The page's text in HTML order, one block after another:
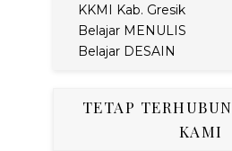
KKMI Kab. Gresik
Belajar MENULIS
Belajar DESAIN
TETAP
KAMI